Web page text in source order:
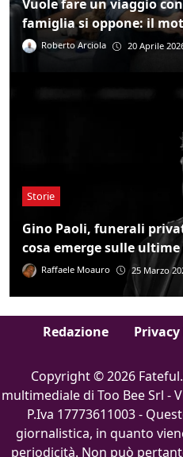
Vuole fare un viaggio
famiglia si oppone: il
Roberto Arciola 20 Aprile
Storie
Gino Paoli, funerali
cosa emerge sulle
Raffaele Moauro 25 Marzo
Redazione
Copyright © 2026
multimediale di Too Bee Srl -
P.Iva 17773611003 -
giornalistica, in quanto
periodicità. Non può